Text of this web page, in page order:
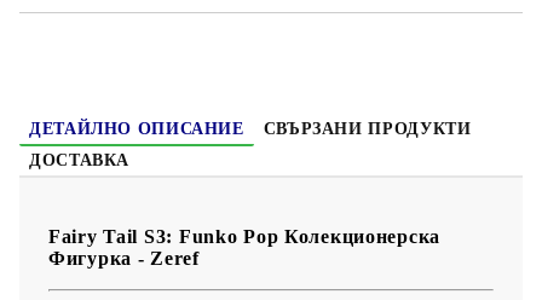
ДЕТАЙЛНО ОПИСАНИЕ
СВЪРЗАНИ ПРОДУКТИ
ДОСТАВКА
Fairy Tail S3: Funko Pop Колекционерска
Фигурка - Zeref